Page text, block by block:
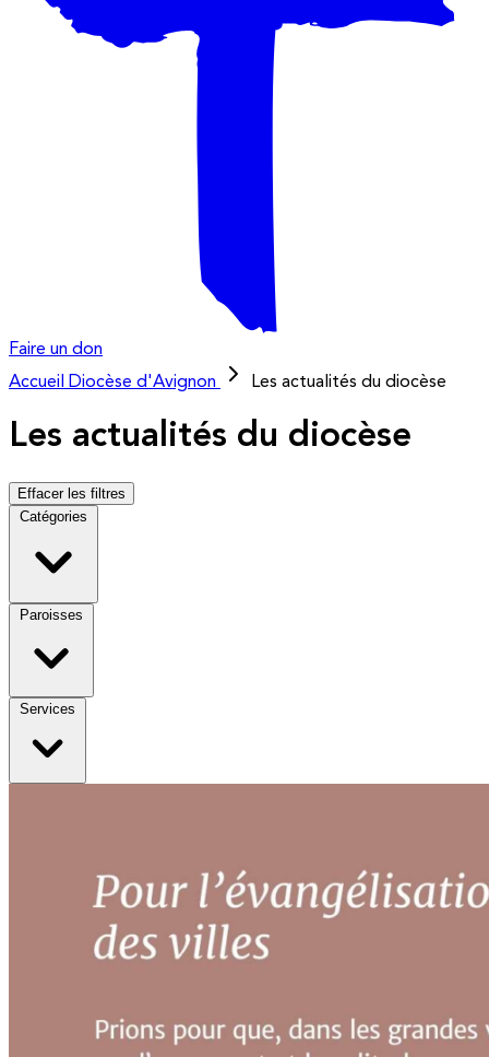
Faire un don
Accueil
Diocèse d'Avignon Les actualités du diocèse
Les actualités du diocèse
Effacer les filtres
Catégories
Paroisses
Services